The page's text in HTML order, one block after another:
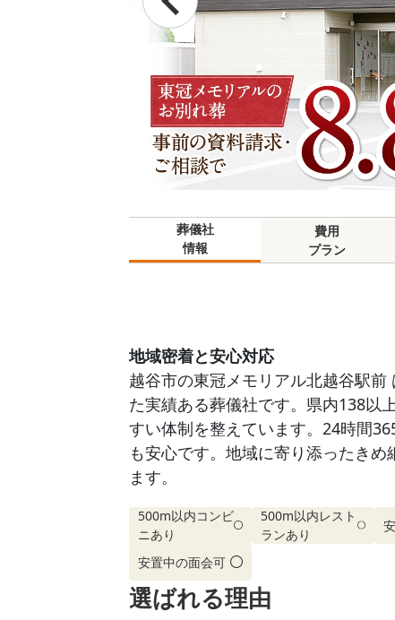
葬儀社
情報
費用
プラン
地域密着と安心対応
越谷市の東冠メモリアル北越谷駅
た実績ある葬儀社です。県内138以
すい体制を整えています。24時間
も安心です。地域に寄り添ったき
ます。
500m以内コンビ
ニあり
500m以内レスト
ランあり
安置中の面会可
選ばれる理由